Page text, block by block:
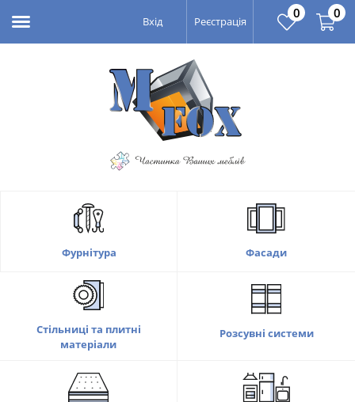
Вхід Реєстрація
0 0
Фурнітура Фасади
Стільниці та плитні
матеріали
Розсувні системи